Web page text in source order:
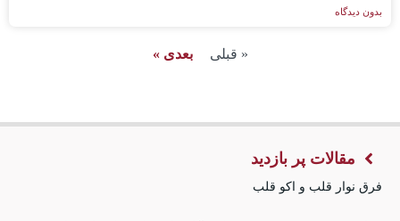
بدون دیدگاه
« قبلی بعدی »
مقالات پر بازدید
فرق نوار قلب و اکو قلب